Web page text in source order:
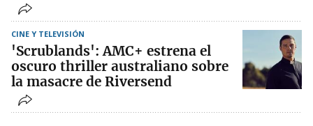
CINE Y TELEVISIÓN
'Scrublands': AMC+ estrena el
oscuro thriller australiano sobre
la masacre de Riversend